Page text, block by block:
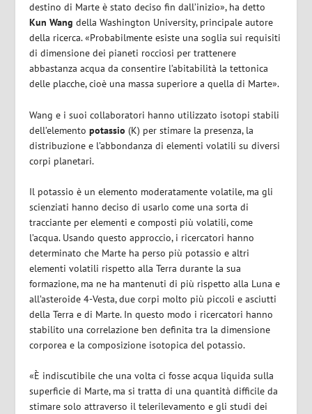
destino di Marte è stato deciso fin dall’inizio», ha detto
Kun Wangdella Washington University, principale autore
della ricerca. «Probabilmente esiste una soglia sui requisiti
di dimensione dei pianeti rocciosi per trattenere
abbastanza acqua da consentire l’abitabilità la tettonica
delle placche, cioè una massa superiore a quella di Marte».
Wang e i suoi collaboratori hanno utilizzato isotopi stabili
dell’elementopotassio (K) per stimare la presenza, la
distribuzione e l’abbondanza di elementi volatili su diversi
corpi planetari.
Il potassio è un elemento moderatamente volatile, ma gli
scienziati hanno deciso di usarlo come una sorta di
tracciante per elementi e composti più volatili, come
l’acqua. Usando questo approccio, i ricercatori hanno
determinato che Marte ha perso più potassio e altri
elementi volatili rispetto alla Terra durante la sua
formazione, ma ne ha mantenuti di più rispetto alla Luna e
all’asteroide 4-Vesta, due corpi molto più piccoli e asciutti
della Terra e di Marte. In questo modo i ricercatori hanno
stabilito una correlazione ben definita tra la dimensione
corporea e la composizione isotopica del potassio.
«È indiscutibile che una volta ci fosse acqua liquida sulla
superficie di Marte, ma si tratta di una quantità difficile da
stimare solo attraverso il telerilevamento e gli studi dei